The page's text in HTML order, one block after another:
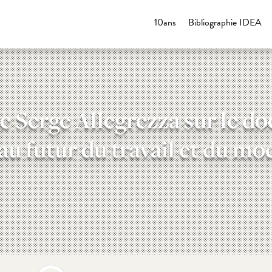
Bibliographie IDEA
10ans
Serge Allegrezza sur le
futur du travail et du